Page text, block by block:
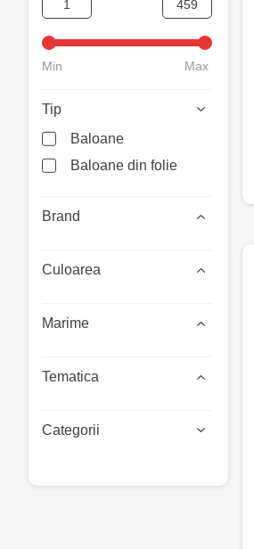
Min Max
Tip
Baloane
Baloane din folie
Brand
Culoarea
Marime
Tematica
Categorii